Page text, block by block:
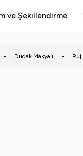
ve Şekillendirme
- Dudak Makyajı - Ruj